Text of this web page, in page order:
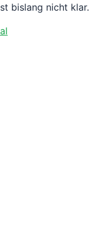
bislang nicht klar.